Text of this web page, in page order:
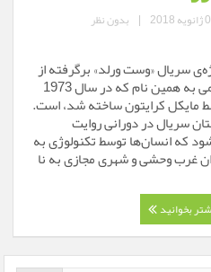
| بدون نظر
سریال «وست ورلد» برگرفته از
فیلمی به همین نام که در سال 1973
مایکل کرایتون ساخته شد، است.
سریال در دورانی روایت
که انسان‌ها توسط تکنولوژی به
غرب وحشی و شهری مجازی به نا
بخوانید